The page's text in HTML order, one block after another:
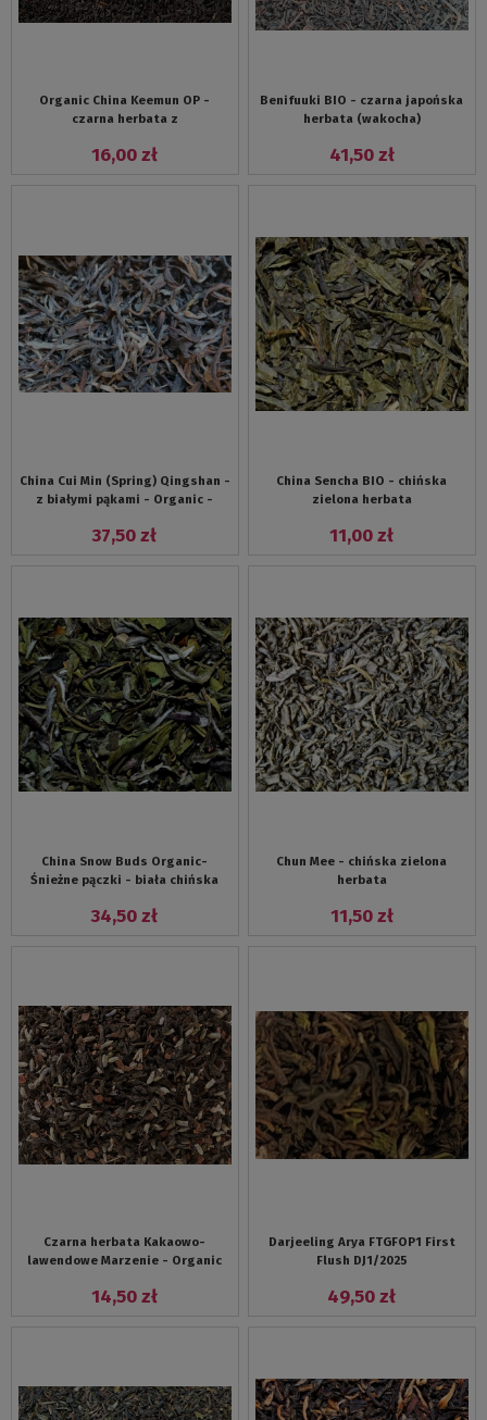
Organic China Keemun OP -
czarna herbata z
16,00 zł
Benifuuki BIO - czarna japońska
herbata (wakocha)
41,50 zł
China Cui Min (Spring) Qingshan -
z białymi pąkami - Organic -
37,50 zł
China Sencha BIO - chińska
zielona herbata
11,00 zł
China Snow Buds Organic-
Śnieżne pączki - biała chińska
34,50 zł
Chun Mee - chińska zielona
herbata
11,50 zł
Czarna herbata Kakaowo-
lawendowe Marzenie - Organic
14,50 zł
Darjeeling Arya FTGFOP1 First
Flush DJ1/2025
49,50 zł